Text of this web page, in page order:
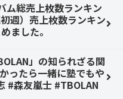
ム総売上枚数ランキン
週）売上枚数ランキン
ました。
」の知られざる関
ったら一緒に塾でもや
#森友嵐士 #TBOLAN